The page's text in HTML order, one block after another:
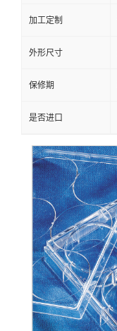
加工定制
外形尺寸
保修期
是否进口